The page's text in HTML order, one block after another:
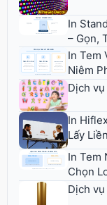
In
– Gọn,
In Tem
Niêm
Dịch
In
Lấy
In Tem
Chọn
Dịch